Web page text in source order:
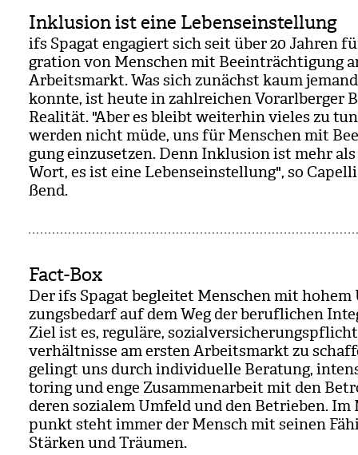
Inklusion ist eine Lebenseinstellung
ifs Spa­gat enga­giert sich seit über 20 Jah­ren
gra­tion von Men­schen mit Beein­träch­ti­gung
Arbeits­markt. Was sich zunächst kaum
konnte, ist heute in zahl­rei­chen Vor­arl­ber­ger
Rea­li­tät. "Aber es bleibt wei­ter­hin vie­les zu
wer­den nicht müde, uns für Men­schen mit
gung ein­zu­set­zen. Denn Inklu­sion ist mehr
Wort, es ist eine Lebens­ein­stel­lung", so
ßend.
Fact-Box
Der ifs Spa­gat beglei­tet Men­schen mit
zungs­be­darf auf dem Weg der beruf­li­chen
Ziel ist es, regu­läre,
ver­hält­nisse am ers­ten Arbeits­markt zu
gelingt uns durch indi­vi­du­elle Bera­tung,
to­ring und enge Zusam­men­ar­beit mit den
deren sozia­lem Umfeld und den Betrie­ben.
punkt steht immer der Mensch mit sei­nen
Stär­ken und Träu­men.